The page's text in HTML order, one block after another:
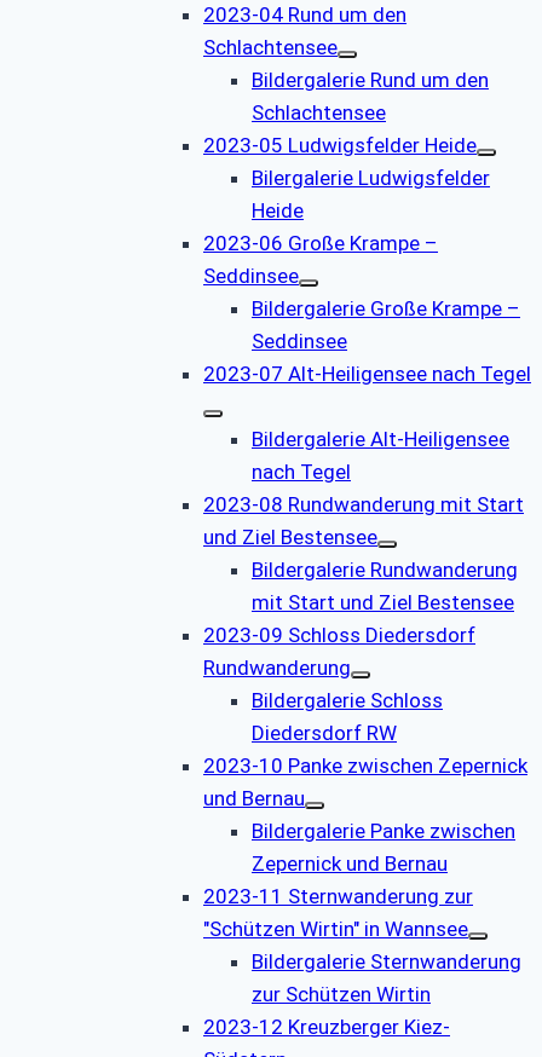
2023-04 Rund um den
Schlachtensee
Bildergalerie Rund um den
Schlachtensee
2023-05 Ludwigsfelder Heide
Bilergalerie Ludwigsfelder
Heide
2023-06 Große Krampe –
Seddinsee
Bildergalerie Große Krampe –
Seddinsee
2023-07 Alt-Heiligensee nach Tegel
Bildergalerie Alt-Heiligensee
nach Tegel
2023-08 Rundwanderung mit Start
und Ziel Bestensee
Bildergalerie Rundwanderung
mit Start und Ziel Bestensee
2023-09 Schloss Diedersdorf
Rundwanderung
Bildergalerie Schloss
Diedersdorf RW
2023-10 Panke zwischen Zepernick
und Bernau
Bildergalerie Panke zwischen
Zepernick und Bernau
2023-11 Sternwanderung zur
"Schützen Wirtin" in Wannsee
Bildergalerie Sternwanderung
zur Schützen Wirtin
2023-12 Kreuzberger Kiez-